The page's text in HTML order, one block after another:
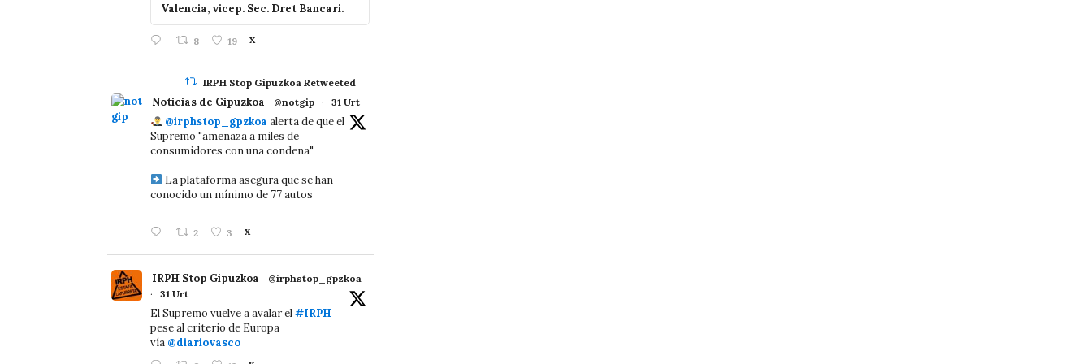
Valencia, vicep. Sec. Dret Bancari.
8 19 X
IRPH Stop Gipuzkoa Retweeted
Noticias de Gipuzkoa @notgip · 31 Urt
@irphstop_gpzkoa alerta de que el
Supremo "amenaza a miles de
consumidores con una condena"
La plataforma asegura que se han
conocido un mínimo de 77 autos
2 3 X
IRPH Stop Gipuzkoa
@irphstop_gpzkoa
·
31 Urt
El Supremo vuelve a avalar el#IRPH
pese al criterio de Europa
vía @diariovasco